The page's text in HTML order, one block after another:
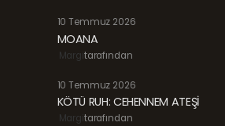
10 Temmuz 2026
MOANA
Margitarafından
10 Temmuz 2026
KÖTÜ RUH: CEHENNEM ATEŞİ
Margitarafından